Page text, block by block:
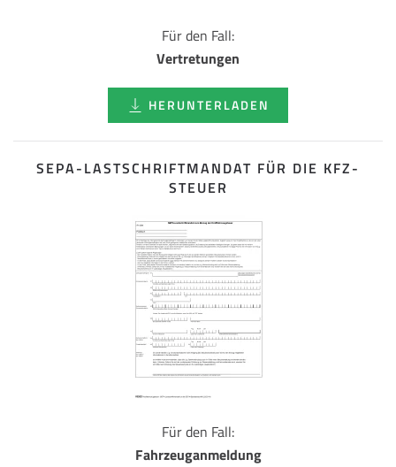
Für den Fall:
Vertretungen
HERUNTERLADEN
SEPA-LASTSCHRIFT­MANDAT FÜR DIE KFZ-
STEUER
Für den Fall:
Fahrzeuganmeldung